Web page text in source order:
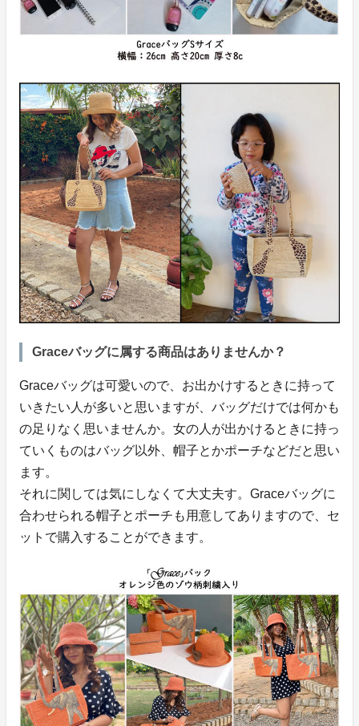
Graceバッグに属する商品はありませんか？
Graceバッグは可愛いので、お出かけするときに持って
いきたい人が多いと思いますが、バッグだけでは何かも
の足りなく思いませんか。女の人が出かけるときに持っ
ていくものはバッグ以外、帽子とかポーチなどだと思い
ます。
それに関しては気にしなくて大丈夫す。Graceバッグに
合わせられる帽子とポーチも用意してありますので、セ
ットで購入することができます。